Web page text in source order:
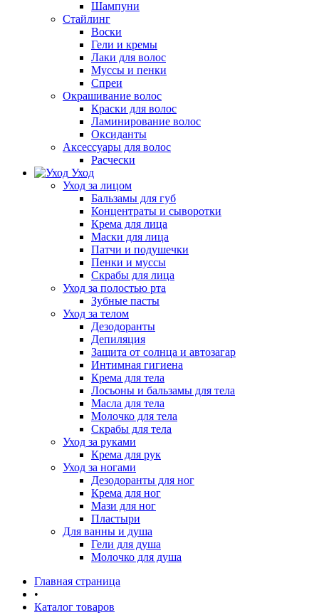
Шампуни
Стайлинг
Воски
Гели и кремы
Лаки для волос
Муссы и пенки
Спреи
Окрашивание волос
Краски для волос
Ламинирование волос
Оксиданты
Аксессуары для волос
Расчески
Уход
Уход за лицом
Бальзамы для губ
Концентраты и сыворотки
Крема для лица
Маски для лица
Патчи и подушечки
Пенки и муссы
Скрабы для лица
Уход за полостью рта
Зубные пасты
Уход за телом
Дезодоранты
Депиляция
Защита от солнца и автозагар
Интимная гигиена
Крема для тела
Лосьоны и бальзамы для тела
Масла для тела
Молочко для тела
Скрабы для тела
Уход за руками
Крема для рук
Уход за ногами
Дезодоранты для ног
Крема для ног
Мази для ног
Пластыри
Для ванны и душа
Гели для душа
Молочко для душа
Главная страница
•
Каталог товаров